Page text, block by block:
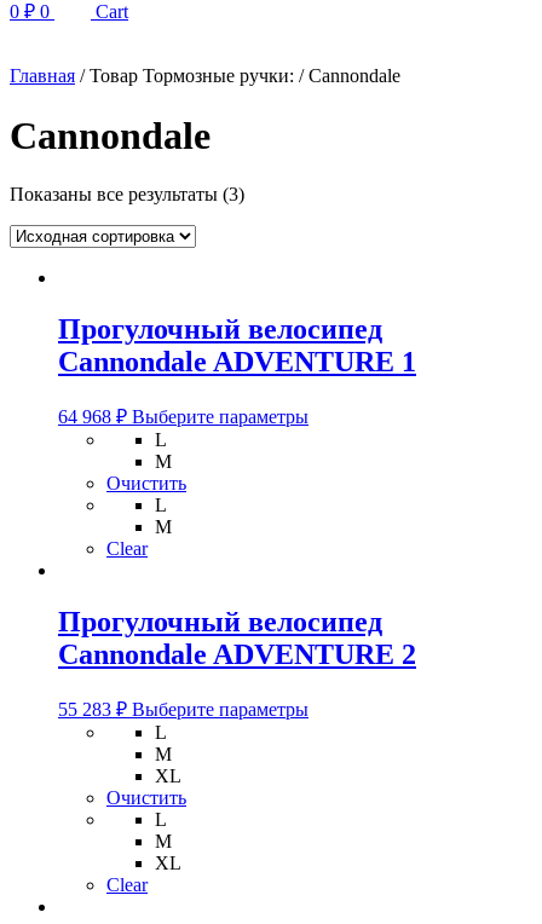
0 ₽ 0 Cart
Главная / Товар Тормозные ручки: / Cannondale
Cannondale
Показаны все результаты (3)
Прогулочный велосипед
Cannondale ADVENTURE 1
64 968 ₽ Выберите параметрыЭтот
товара.
L
M
Очистить
L
M
Clear
Прогулочный велосипед
Cannondale ADVENTURE 2
55 283 ₽ Выберите параметрыЭтот
L
M
XL
Очистить
L
M
XL
Clear